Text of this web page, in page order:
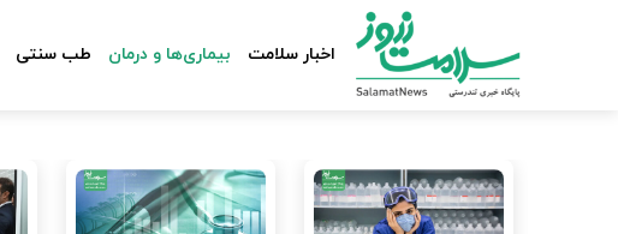
اخبار سلامت بیماری‌ها و درمان طب سنتی